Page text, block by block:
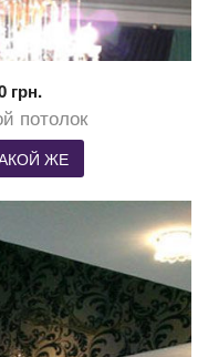
грн.
потолок
ЖЕ